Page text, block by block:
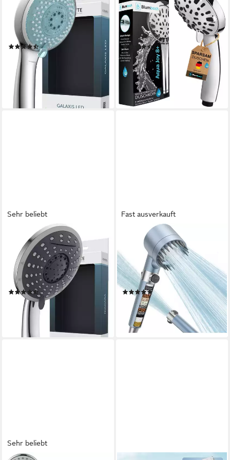
Duschkopf, 3 Strahlarten,
Duschbrause mit 7
Farbvarianten
(1468)
21,33 € UVP
-42%
lieferbar - in 4-5 Werktagen bei dir
Aqua Joy, (wassersparender
Hochdruck Duschkopf), mit 8
außergewöhnlichen
Strahlarten(23)
26,99 € UVP 39,99 €
-33%
lieferbar - in 3-4 Werktagen bei dir
Sehr beliebt
SCHÜTTE
Handbrause Wasserfall, mit 5
Strahlarten, chwallauslauf,
Brausekopf mit Wasserstopp-
Funktion
(498)
19,99 € UVP
-33%
lieferbar - in 4-5 Werktagen bei dir
Fast ausverkauft
LUXUSKOLLEKTION
Handbrause Hochdruck-
Duschkopf mit Filter,
wassersparend, 4 Sprühmodi,
1,5m
(3)
62,95 €
lieferbar - in 4-5 Werktagen bei dir
Sehr beliebt